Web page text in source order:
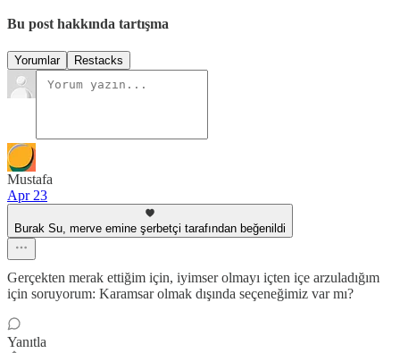
Bu post hakkında tartışma
Yorumlar Restacks
Mustafa
Apr 23
Burak Su, merve emine şerbetçi tarafından beğenildi
Gerçekten merak ettiğim için, iyimser olmayı içten içe arzuladığım
için soruyorum: Karamsar olmak dışında seçeneğimiz var mı?
Yanıtla